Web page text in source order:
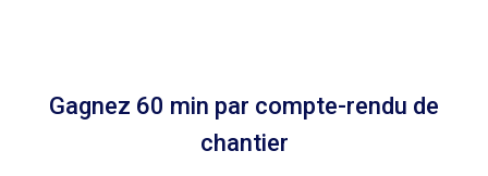
Gagnez 60 min par compte-rendu de
chantier